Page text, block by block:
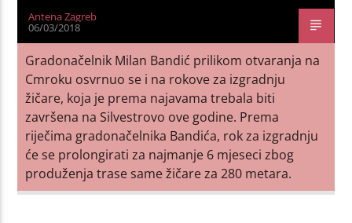
Antena Zagreb
06/03/2018
Gradonačelnik Milan Bandić prilikom otvaranja na
Cmroku osvrnuo se i na rokove za izgradnju
žičare, koja je prema najavama trebala biti
završena na Silvestrovo ove godine. Prema
riječima gradonačelnika Bandića, rok za izgradnju
će se prolongirati za najmanje 6 mjeseci zbog
produženja trase same žičare za 280 metara.